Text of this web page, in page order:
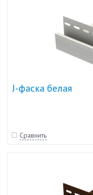
J-фаска белая
Сравнить